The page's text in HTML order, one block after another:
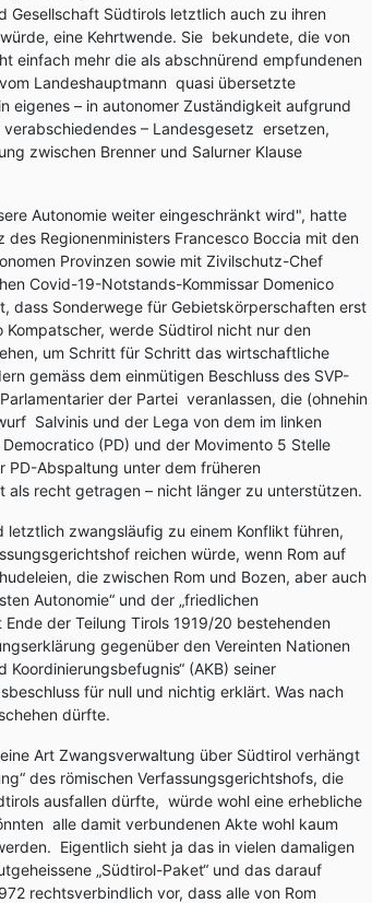
Gesellschaft Südtirols letztlich auch zu ihren
eine Kehrtwende. Sie bekundete, die von
einfach mehr die als abschnürend empfundenen
Landeshauptmann quasi übersetzte
eigenes – in autonomer Zuständigkeit aufgrund
– Landesgesetz ersetzen,
zwischen Brenner und Salurner Klause
Autonomie weiter eingeschränkt wird", hatte
Regionenministers Francesco Boccia mit den
Provinzen sowie mit Zivilschutz-Chef
Covid-19-Notstands-Kommissar Domenico
dass Sonderwege für Gebietskörperschaften erst
Kompatscher, werde Südtirol nicht nur den
um Schritt für Schritt das wirtschaftliche
gemäss dem einmütigen Beschluss des SVP-
der Partei veranlassen, die (ohnehin
Salvinis und der Lega von dem im linken
(PD) und der Movimento 5 Stelle
PD-Abspaltung unter dem früheren
als recht getragen – nicht länger zu unterstützen.
zwangsläufig zu einem Konflikt führen,
reichen würde, wenn Rom auf
die zwischen Rom und Bozen, aber auch
Autonomie“ und der „friedlichen
der Teilung Tirols 1919/20 bestehenden
gegenüber den Vereinten Nationen
(AKB) seiner
für null und nichtig erklärt. Was nach
dürfte.
Art Zwangsverwaltung über Südtirol verhängt
des römischen Verfassungsgerichtshofs, die
ausfallen dürfte, würde wohl eine erhebliche
alle damit verbundenen Akte wohl kaum
Eigentlich sieht ja das in vielen damaligen
„Südtirol-Paket“ und das darauf
rechtsverbindlich vor, dass alle von Rom